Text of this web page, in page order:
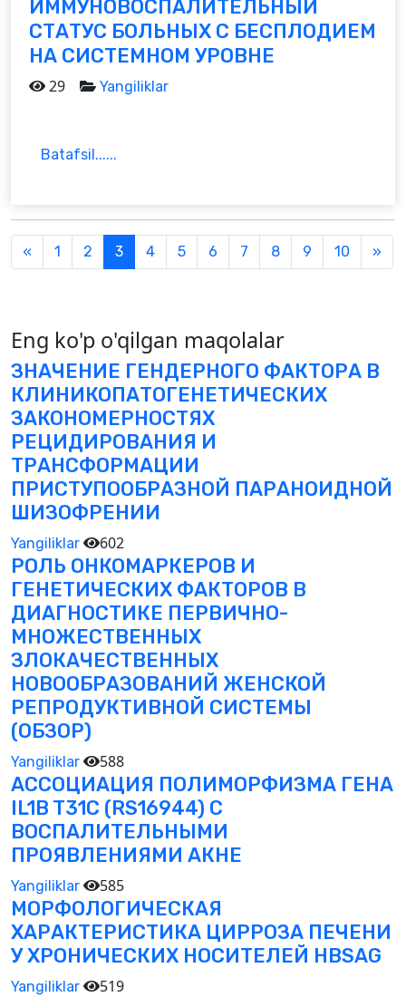
ИММУНОВОСПАЛИТЕЛЬНЫЙ
СТАТУС БОЛЬНЫХ С БЕСПЛОДИЕМ
НА СИСТЕМНОМ УРОВНЕ
29 Yangiliklar
Batafsil......
« Previous
1 2 3 4 5 6 7 8 9 10 »
Eng ko'p o'qilgan maqolalar
ЗНАЧЕНИЕ ГЕНДЕРНОГО ФАКТОРА В
КЛИНИКОПАТОГЕНЕТИЧЕСКИХ
ЗАКОНОМЕРНОСТЯХ
РЕЦИДИРОВАНИЯ И
ТРАНСФОРМАЦИИ
ПРИСТУПООБРАЗНОЙ ПАРАНОИДНОЙ
ШИЗОФРЕНИИ
Yangiliklar 602
РОЛЬ ОНКОМАРКЕРОВ И
ГЕНЕТИЧЕСКИХ ФАКТОРОВ В
ДИАГНОСТИКЕ ПЕРВИЧНО-
МНОЖЕСТВЕННЫХ
ЗЛОКАЧЕСТВЕННЫХ
НОВООБРАЗОВАНИЙ ЖЕНСКОЙ
РЕПРОДУКТИВНОЙ СИСТЕМЫ
(ОБЗОР)
Yangiliklar 588
АССОЦИАЦИЯ ПОЛИМОРФИЗМА ГЕНА
IL1B T31C (RS16944) С
ВОСПАЛИТЕЛЬНЫМИ
ПРОЯВЛЕНИЯМИ АКНЕ
Yangiliklar 585
МОРФОЛОГИЧЕСКАЯ
ХАРАКТЕРИСТИКА ЦИРРОЗА ПЕЧЕНИ
У ХРОНИЧЕСКИХ НОСИТЕЛЕЙ HBSAG
Yangiliklar 519